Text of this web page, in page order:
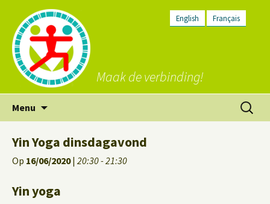
English Français
Maak de verbinding!
Menu
inhoud
Zoeken
naar:
Yin Yoga dinsdagavond
Op 16/06/2020| 20:30 - 21:30
Yin yoga